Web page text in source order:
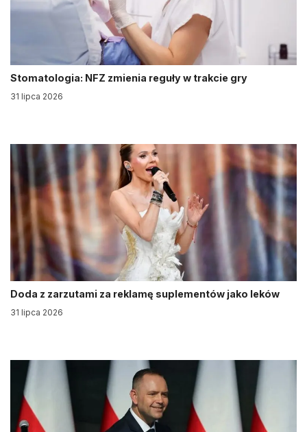
Stomatologia: NFZ zmienia reguły w trakcie gry
31 lipca 2026
Doda z zarzutami za reklamę suplementów jako leków
31 lipca 2026